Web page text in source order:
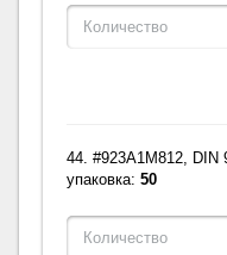
44. #923A1M812, DIN
упаковка:50